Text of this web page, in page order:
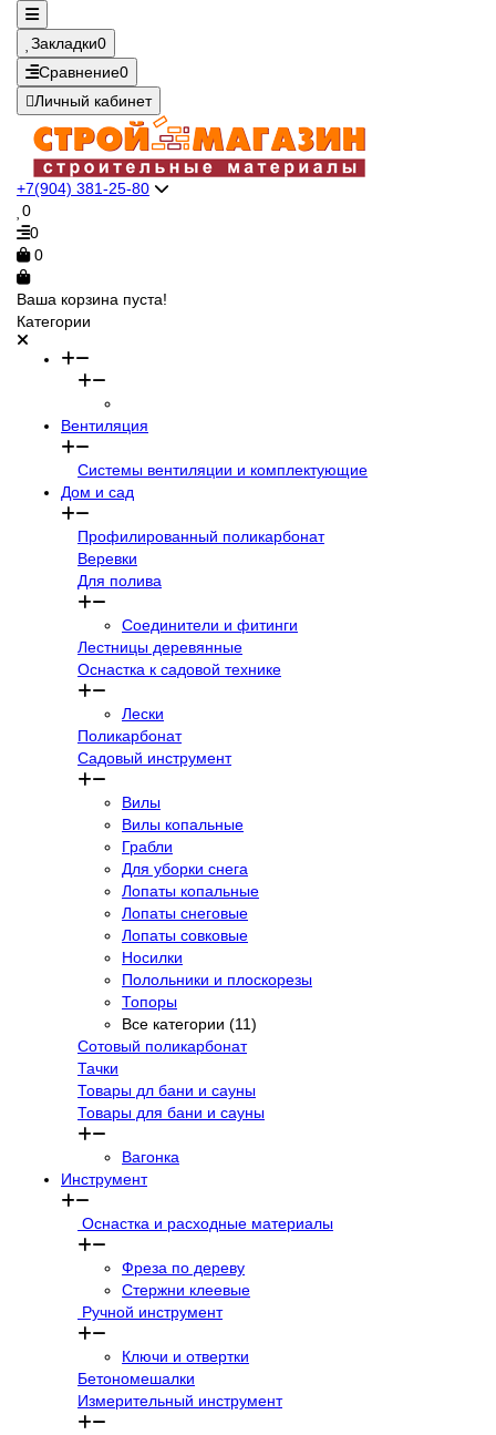
Закладки0
Сравнение0
Личный кабинет
+7(904) 381-25-80
0
0
0
Ваша корзина пуста!
Категории
Вентиляция
Системы вентиляции и комплектующие
Дом и сад
Профилированный поликарбонат
Веревки
Для полива
Соединители и фитинги
Лестницы деревянные
Оснастка к садовой технике
Лески
Поликарбонат
Садовый инструмент
Вилы
Вилы копальные
Грабли
Для уборки снега
Лопаты копальные
Лопаты снеговые
Лопаты совковые
Носилки
Полольники и плоскорезы
Топоры
Все категории (11)
Сотовый поликарбонат
Тачки
Товары дл бани и сауны
Товары для бани и сауны
Вагонка
Инструмент
Оснастка и расходные материалы
Фреза по дереву
Стержни клеевые
Ручной инструмент
Ключи и отвертки
Бетономешалки
Измерительный инструмент